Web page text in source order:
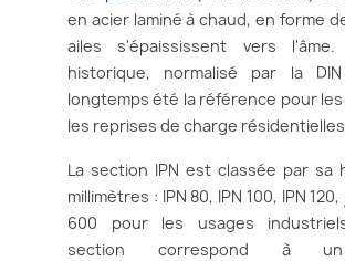
en acier laminé à chaud, en forme
ailes s'épaississent vers
historique, normalisé par la
longtemps été la référence pour
les reprises de charge
La section IPN est classée par sa
millimètres : IPN 80, IPN 100, IPN
600 pour les usages
section correspond à